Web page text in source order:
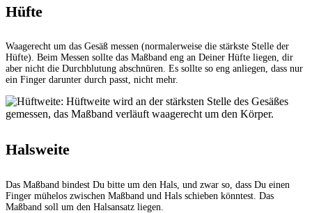
Hüfte
Waagerecht um das Gesäß messen (normalerweise die stärkste Stelle der
Hüfte). Beim Messen sollte das Maßband eng an Deiner Hüfte liegen, dir
aber nicht die Durchblutung abschnüren. Es sollte so eng anliegen, dass nur
ein Finger darunter durch passt, nicht mehr.
Halsweite
Das Maßband bindest Du bitte um den Hals, und zwar so, dass Du einen
Finger mühelos zwischen Maßband und Hals schieben könntest. Das
Maßband soll um den Halsansatz liegen.